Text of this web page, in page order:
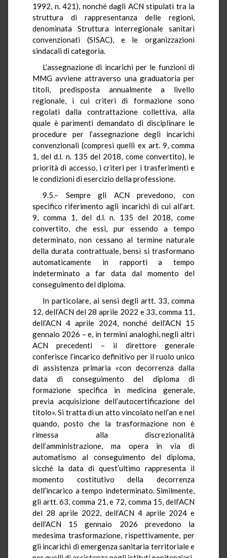
1992, n. 421), nonché dagli ACN stipulati tra la
struttura di rappresentanza delle regioni,
denominata Struttura interregionale sanitari
convenzionati (SISAC), e le organizzazioni
sindacali di categoria.
L’assegnazione di incarichi per le funzioni di
MMG avviene attraverso una graduatoria per
titoli, predisposta annualmente a livello
regionale, i cui criteri di formazione sono
regolati dalla contrattazione collettiva, alla
quale è parimenti demandato di disciplinare le
procedure per l’assegnazione degli incarichi
convenzionali (compresi quelli ex art. 9, comma
1, del d.l. n. 135 del 2018, come convertito), le
priorità di accesso, i criteri per i trasferimenti e
le condizioni di esercizio della professione.
9.5.– Sempre gli ACN prevedono, con
specifico riferimento agli incarichi di cui all’art.
9, comma 1, del d.l. n. 135 del 2018, come
convertito, che essi, pur essendo a tempo
determinato, non cessano al termine naturale
della durata contrattuale, bensì si trasformano
automaticamente in rapporti a tempo
indeterminato a far data dal momento del
conseguimento del diploma.
In particolare, ai sensi degli artt. 33, comma
12, dell’ACN del 28 aprile 2022 e 33, comma 11,
dell’ACN 4 aprile 2024, nonché dell’ACN 15
gennaio 2026 – e, in termini analoghi, negli altri
ACN precedenti – il direttore generale
conferisce l’incarico definitivo per il ruolo unico
di assistenza primaria «con decorrenza dalla
data di conseguimento del diploma di
formazione specifica in medicina generale,
previa acquisizione dell’autocertificazione del
titolo». Si tratta di un atto vincolato nell’an e nel
quando, posto che la trasformazione non è
rimessa alla discrezionalità
dell’amministrazione, ma opera in via di
automatismo al conseguimento del diploma,
sicché la data di quest’ultimo rappresenta il
momento costitutivo della decorrenza
dell’incarico a tempo indeterminato. Similmente,
gli artt. 63, comma 21, e 72, comma 15, dell’ACN
del 28 aprile 2022, dell’ACN 4 aprile 2024 e
dell’ACN 15 gennaio 2026 prevedono la
medesima trasformazione, rispettivamente, per
gli incarichi di emergenza sanitaria territoriale e